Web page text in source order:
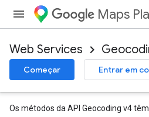
Maps
Web Services
Começar Entrar em
Os métodos da API Geocoding v4